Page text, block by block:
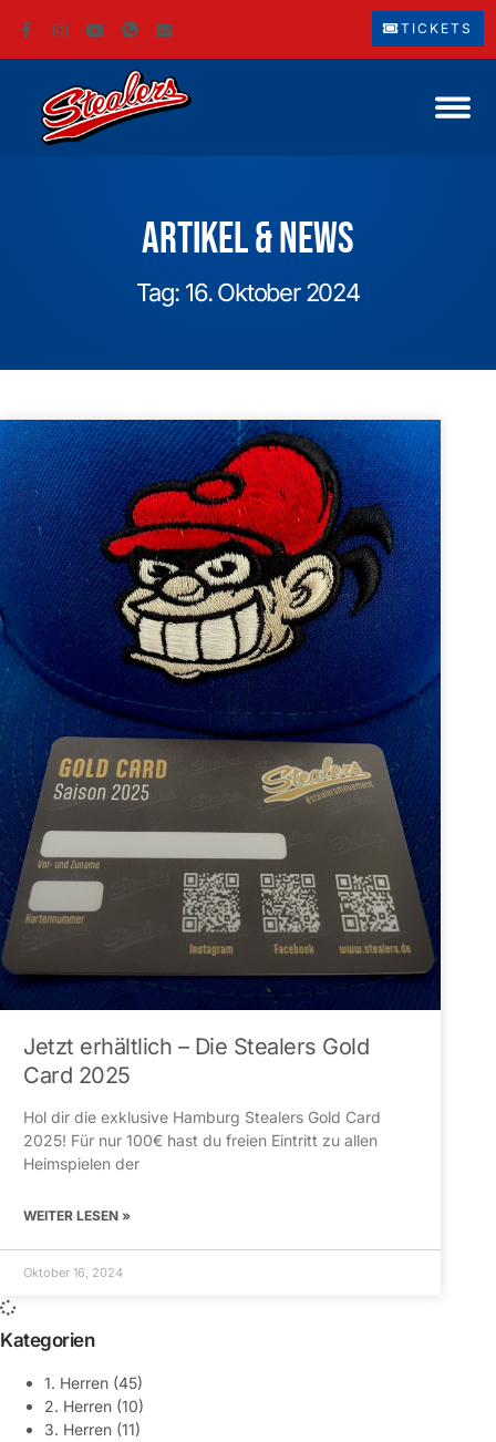
TICKETS
Artikel & News
Tag: 16. Oktober 2024
Jetzt erhältlich – Die Stealers Gold
Card 2025
Hol dir die exklusive Hamburg Stealers Gold Card
2025! Für nur 100€ hast du freien Eintritt zu allen
Heimspielen der
WEITER LESEN »
Oktober 16, 2024
Kategorien
1. Herren (45)
2. Herren (10)
3. Herren (11)